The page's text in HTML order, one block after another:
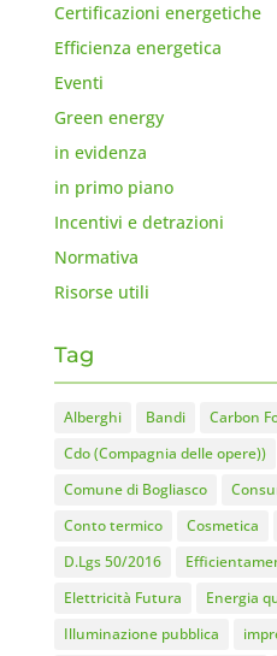
Certificazioni energetiche
Efficienza energetica
Eventi
Green energy
in evidenza
in primo piano
Incentivi e detrazioni
Normativa
Risorse utili
Tag
Alberghi Bandi
Carbon
Cdo (Compagnia delle opere))
Comune di Bogliasco
Conto termico
Cosmetica
D.Lgs 50/2016
Elettricità Futura
Energia
Illuminazione pubblica